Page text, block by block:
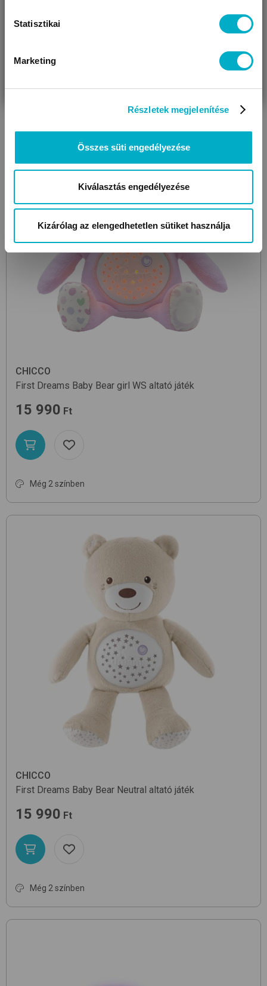
Statisztikai
Marketing
Részletek megjelenítése
Összes süti engedélyezése
Kiválasztás engedélyezése
Kizárólag az elengedhetetlen sütiket használja
CHICCO
First Dreams Baby Bear girl WS altató játék
15 990 Ft
Még 2 színben
CHICCO
First Dreams Baby Bear Neutral altató játék
15 990 Ft
Még 2 színben
VÁRANDÓS
AJÁNDÉKOT